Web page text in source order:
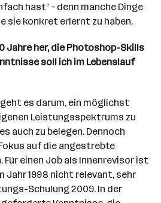
hast“ – denn manche Dinge
sie konkret erlernt zu haben.
Jahre her, die Photoshop-Skills
soll ich im Lebenslauf
geht es darum, ein möglichst
Leistungsspektrums zu
auch zu belegen. Dennoch
auf die angestrebte
einen Job als Innenrevisor ist
Jahr 1998 nicht relevant, sehr
Schulung 2009. In der